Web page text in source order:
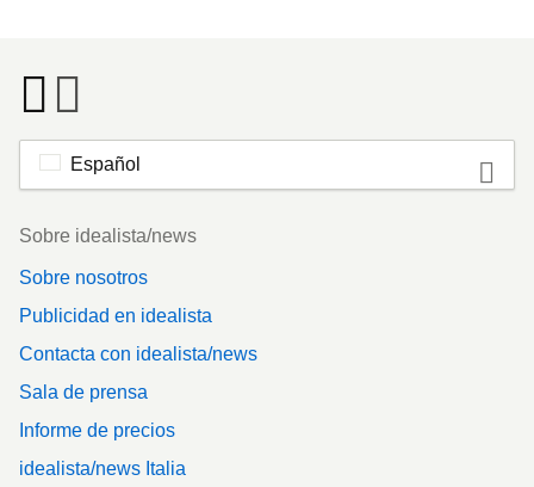
Español
Footer
Sobre idealista/news
Sobre nosotros
Publicidad en idealista
Contacta con idealista/news
Sala de prensa
Informe de precios
idealista/news Italia